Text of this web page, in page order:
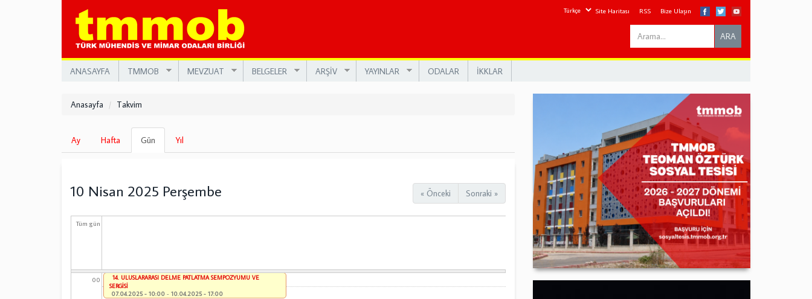
Site Haritası RSS Bize Ulaşın
Search
this
ARA
ANASAYFA TMMOB MEVZUAT BELGELER ARŞİV YAYINLAR ODALAR İKKLAR
Anasayfa Takvim
Birincil
sekmeler
Ay Hafta Gün
sekme)
Yıl
« Önceki Sonraki »
10 Nisan 2025 Perşembe
Tüm gün
00
14. ULUSLARARASI DELME PATLATMA SEMPOZYUMU VE
SERGİSİ
07.04.2025 - 10:00 - 10.04.2025 - 17:00